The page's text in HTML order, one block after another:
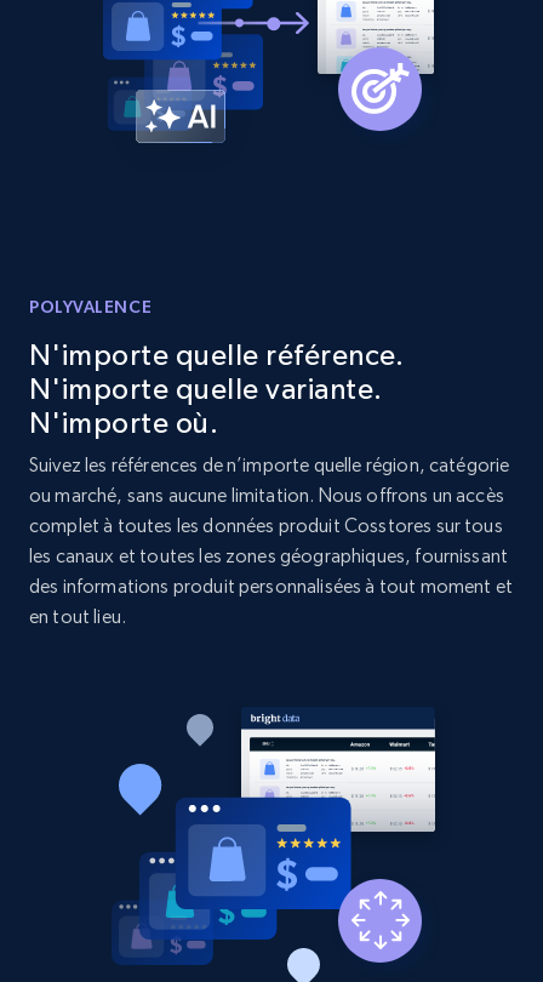
URL, Product id, Listing inventory id, Title, Rating,
Reviews count shop, Reviews count item, Initial
price, and more.
1.9K+ 322+ Commencer
URL, Product id, Listing inventory id, Title, Rating,
Reviews count shop, Reviews count item, Initial
price, and more.
1.9K+
Etsy - Collects data from shop's URL
URL, Product id, Listing inventory id, Title, Rating,
Reviews count shop, Reviews count item, Initial
322+
Amazon products search
Asin, URL, Name, Sponsored, Initial price, Final
price, Currency, Sold, and more.
1.6K+ 181+ Commencer
POLYVALENCE
N'importe quelle référence.
N'importe quelle variante.
N'importe où.
Suivez les références de n’importe quelle région, catégorie
ou marché, sans aucune limitation. Nous offrons un accès
complet à toutes les données produit Cosstores sur tous
les canaux et toutes les zones géographiques, fournissant
des informations produit personnalisées à tout moment et
en tout lieu.